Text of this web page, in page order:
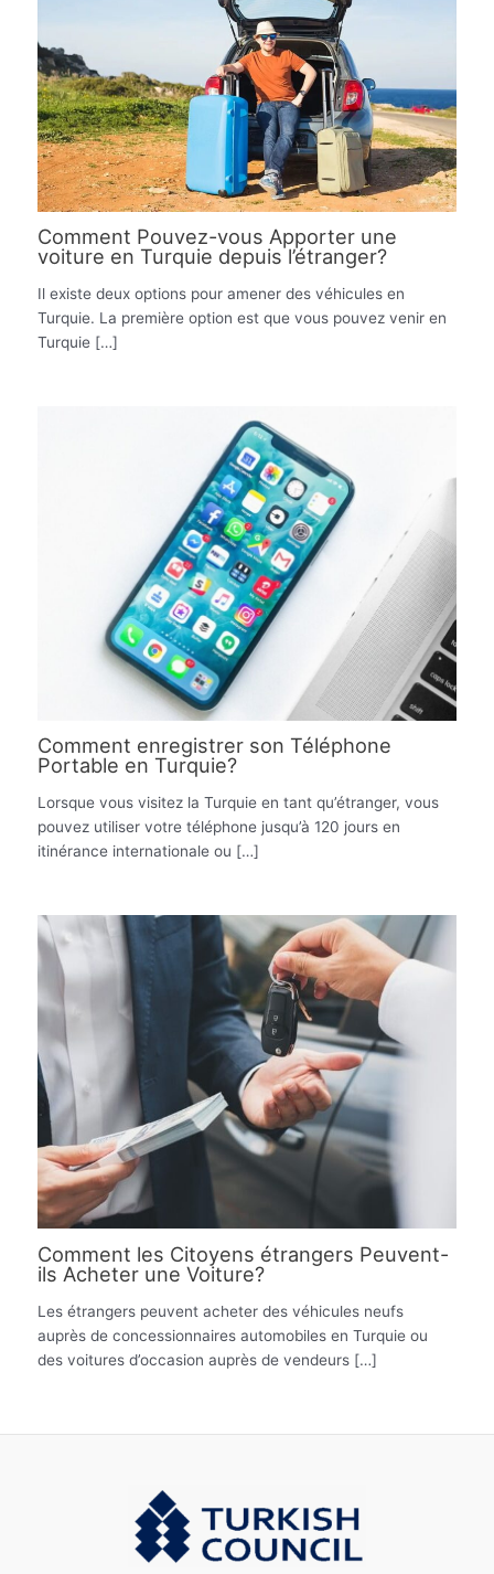
Comment Pouvez-vous Apporter une
voiture en Turquie depuis l’étranger?
Il existe deux options pour amener des véhicules en
Turquie. La première option est que vous pouvez venir en
Turquie […]
Comment enregistrer son Téléphone
Portable en Turquie?
Lorsque vous visitez la Turquie en tant qu’étranger, vous
pouvez utiliser votre téléphone jusqu’à 120 jours en
itinérance internationale ou […]
Comment les Citoyens étrangers Peuvent-
ils Acheter une Voiture?
Les étrangers peuvent acheter des véhicules neufs
auprès de concessionnaires automobiles en Turquie ou
des voitures d’occasion auprès de vendeurs […]